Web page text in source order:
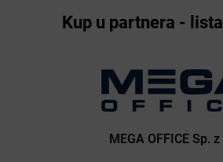
Kup u partnera -
MEGA OFFICE Sp. z